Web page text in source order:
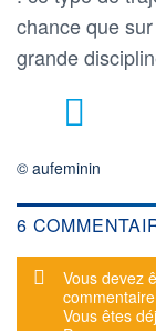
chance que
grande
© aufeminin
6
Message
Vous devez
Vous êtes